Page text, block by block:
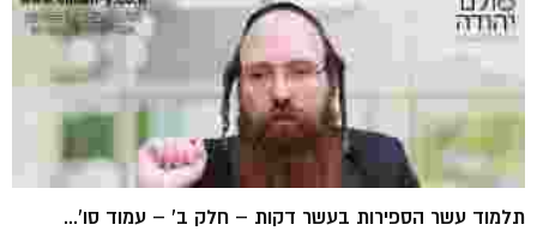
תלמוד עשר הספירות בעשר דקות – חלק ב' – עמוד סו'...